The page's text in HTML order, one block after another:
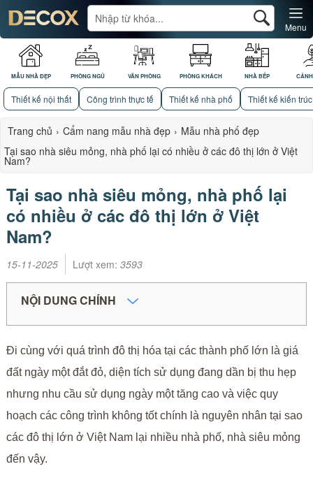
MẪU NHÀ ĐẸP PHÒNG NGỦ VĂN PHÒNG PHÒNG KHÁCH NHÀ BẾP
Menu
Thiết kế nội thất Công trình thực tế Thiết kế nhà phố Thiết kế kiến trúc
Trang chủ › Cẩm nang mẫu nhà đẹp › Mẫu nhà phố đẹp
Tại sao nhà siêu mỏng, nhà phố lại có nhiều ở các đô thị lớn ở Việt
Nam?
Tại sao nhà siêu mỏng, nhà phố lại
có nhiều ở các đô thị lớn ở Việt
Nam?
15-11-2025 Lượt xem: 3593
NỘI DUNG CHÍNH
Đi cùng với quá trình đô thị hóa tại các thành phố lớn là giá
đất ngày một đắt đỏ, diện tích sử dụng đang dần bị thu hẹp
nhưng nhu cầu sử dụng ngày một tăng cao và việc quy
hoạch các công trình không tốt chính là nguyên nhân tại sao
các đô thị lớn ở Việt Nam lại nhiều nhà phố, nhà siêu mỏng
đến vậy.